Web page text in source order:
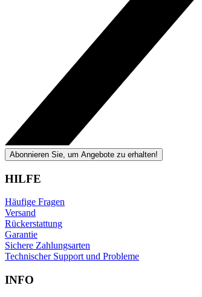
Abonnieren Sie, um Angebote zu erhalten!
HILFE
Häufige Fragen
Versand
Rückerstattung
Garantie
Sichere Zahlungsarten
Technischer Support und Probleme
INFO